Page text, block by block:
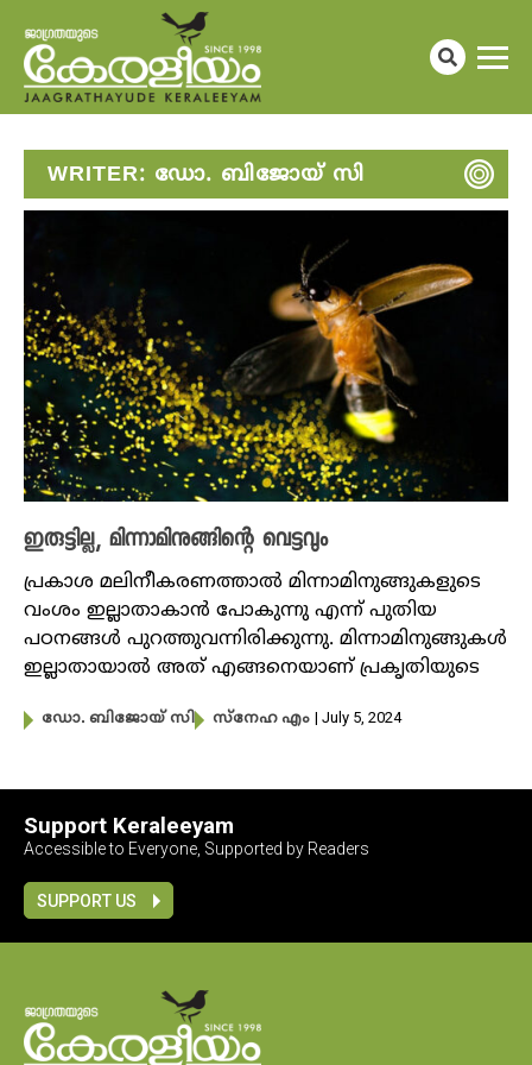
WRITER: ഡോ. ബിജോയ് സി
ഇരുട്ടില്ല, മിന്നാമിനുങ്ങിന്റെ വെട്ടവും
പ്രകാശ മലിനീകരണത്താൽ മിന്നാമിനുങ്ങുകളുടെ
വംശം ഇല്ലാതാകാൻ പോകുന്നു എന്ന് പുതിയ
പഠനങ്ങൾ പുറത്തുവന്നിരിക്കുന്നു. മിന്നാമിനുങ്ങുകൾ
ഇല്ലാതായാൽ അത് എങ്ങനെയാണ് പ്രകൃതിയുടെ
ഡോ. ബിജോയ് സി സ്നേഹ എം | July 5, 2024
Support Keraleeyam
Accessible to Everyone, Supported by Readers
SUPPORT US